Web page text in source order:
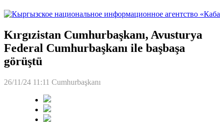
Kırgızistan Cumhurbaşkanı, Avusturya
Federal Cumhurbaşkanı ile başbaşa
görüştü
26/11/24 11:11 Cumhurbaşkanı